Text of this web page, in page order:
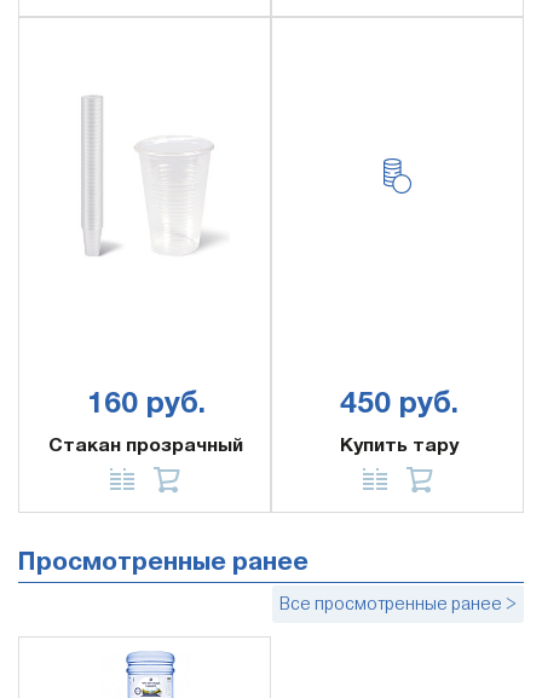
160 руб.
Стакан прозрачный
450 руб.
Купить тару
Просмотренные ранее
Все просмотренные ранее >